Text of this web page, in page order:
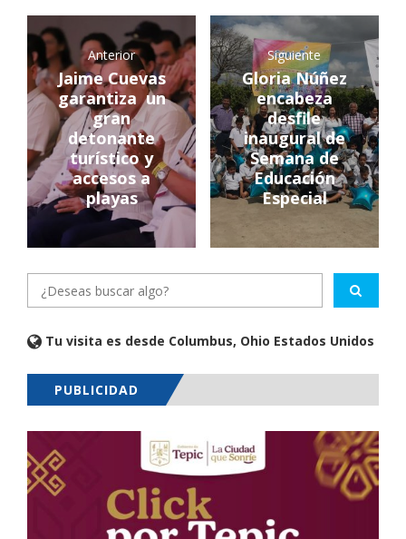
Anterior
Jaime Cuevas
garantiza un
gran
detonante
turístico y
accesos a
playas
Siguiente
Gloria Núñez
encabeza
desfile
inaugural de
Semana de
Educación
Especial
Tu visita es desde Columbus, Ohio Estados Unidos
PUBLICIDAD